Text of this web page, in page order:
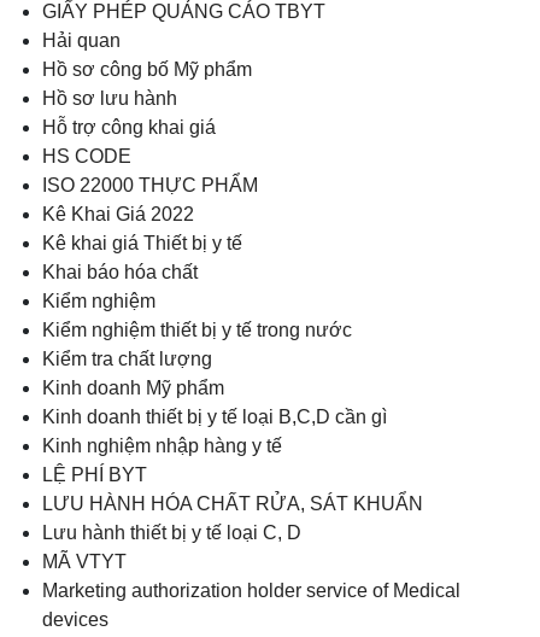
GIẤY PHÉP QUẢNG CÁO TBYT
Hải quan
Hồ sơ công bố Mỹ phẩm
Hồ sơ lưu hành
Hỗ trợ công khai giá
HS CODE
ISO 22000 THỰC PHẨM
Kê Khai Giá 2022
Kê khai giá Thiết bị y tế
Khai báo hóa chất
Kiểm nghiệm
Kiểm nghiệm thiết bị y tế trong nước
Kiểm tra chất lượng
Kinh doanh Mỹ phẩm
Kinh doanh thiết bị y tế loại B,C,D cần gì
Kinh nghiệm nhập hàng y tế
LỆ PHÍ BYT
LƯU HÀNH HÓA CHẤT RỬA, SÁT KHUẨN
Lưu hành thiết bị y tế loại C, D
MÃ VTYT
Marketing authorization holder service of Medical
devices